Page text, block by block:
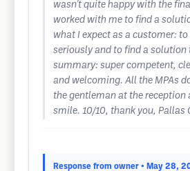
wasn't quite happy with the
worked with me to find a
what I expect as a customer: to
seriously and to find a solution
summary: super competent,
and welcoming. All the MPAs
the gentleman at the reception
smile. 10/10, thank you, Pallas
Response from owner • May 28,